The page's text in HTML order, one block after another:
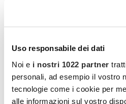
Uso responsabile dei dati
Noi e i nostri 1022 partner
personali, ad esempio il vostro
tecnologie come i cookie per
alle informazioni sul vostro
Vuoi commentare